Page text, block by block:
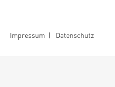
Impressum | Datenschutz